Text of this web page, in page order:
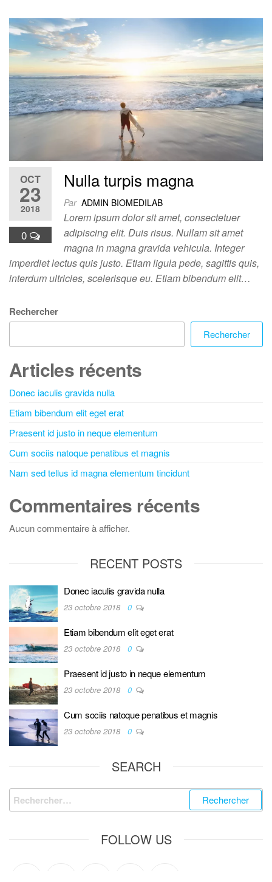
OCT
23
2018
0
Nulla turpis magna
Par ADMIN BIOMEDILAB
Lorem ipsum dolor sit amet, consectetuer
adipiscing elit. Duis risus. Nullam sit amet
magna in magna gravida vehicula. Integer
imperdiet lectus quis justo. Etiam ligula pede, sagittis quis,
interdum ultricies, scelerisque eu. Etiam bibendum elit…
Rechercher
Rechercher
Articles récents
Donec iaculis gravida nulla
Etiam bibendum elit eget erat
Praesent id justo in neque elementum
Cum sociis natoque penatibus et magnis
Nam sed tellus id magna elementum tincidunt
Commentaires récents
Aucun commentaire à afficher.
RECENT POSTS
Donec iaculis gravida nulla
23 octobre 2018 0
Etiam bibendum elit eget erat
23 octobre 2018 0
Praesent id justo in neque elementum
23 octobre 2018 0
Cum sociis natoque penatibus et magnis
23 octobre 2018 0
SEARCH
FOLLOW US